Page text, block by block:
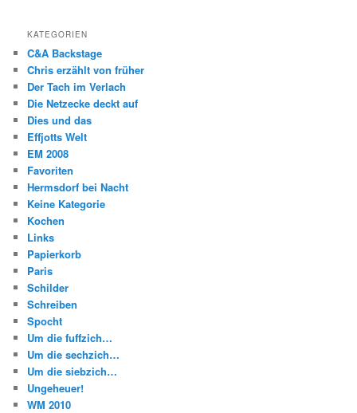
KATEGORIEN
C&A Backstage
Chris erzählt von früher
Der Tach im Verlach
Die Netzecke deckt auf
Dies und das
Effjotts Welt
EM 2008
Favoriten
Hermsdorf bei Nacht
Keine Kategorie
Kochen
Links
Papierkorb
Paris
Schilder
Schreiben
Spocht
Um die fuffzich…
Um die sechzich…
Um die siebzich…
Ungeheuer!
WM 2010